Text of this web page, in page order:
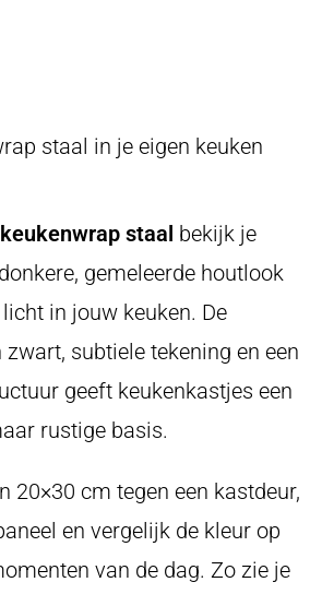
staal in je eigen keuken
staal bekijk je
gemeleerde houtlook
in jouw keuken. De
subtiele tekening en een
geeft keukenkastjes een
rustige basis.
20×30 cm tegen een kastdeur,
en vergelijk de kleur op
van de dag. Zo zie je